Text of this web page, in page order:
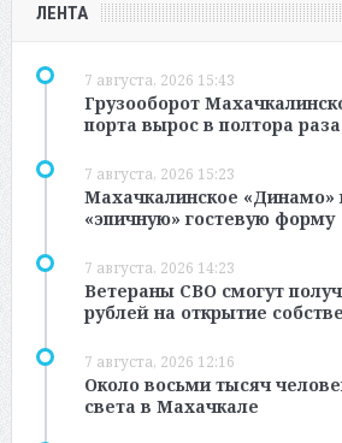
ЛЕНТА
7 августа, 2026 15:43
Грузооборот
порта вырос в полтора раза
7 августа, 2026 15:23
Махачкалинское «Динамо»
«эпичную» гостевую форму
7 августа, 2026 14:23
Ветераны СВО смогут
рублей на открытие
7 августа, 2026 12:16
Около восьми тысяч
света в Махачкале